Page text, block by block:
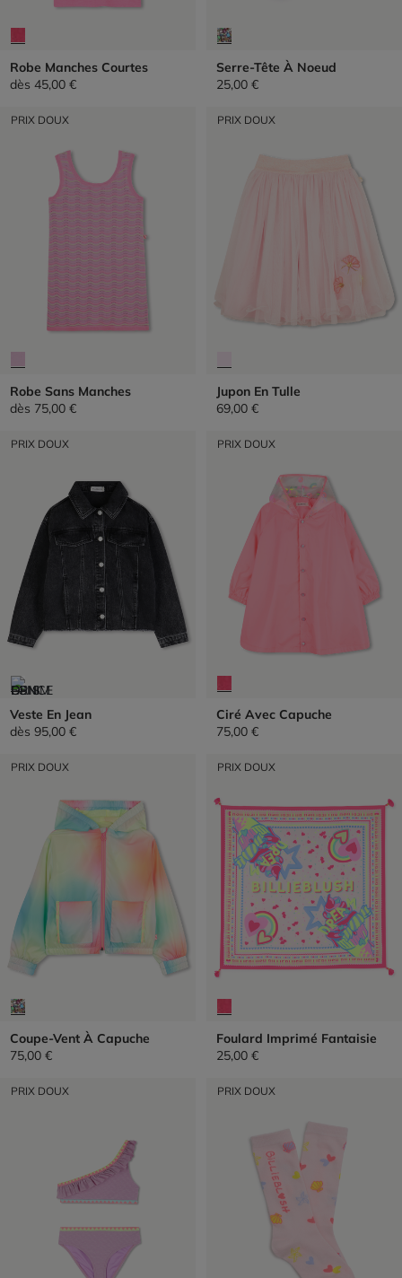
Robe Manches Courtes
dès 45,00 €
Serre-Tête À Noeud
25,00 €
PRIX DOUX
Robe Sans Manches
dès 75,00 €
PRIX DOUX
Jupon En Tulle
69,00 €
PRIX DOUX
Veste En Jean
dès 95,00 €
PRIX DOUX
Ciré Avec Capuche
75,00 €
PRIX DOUX
Coupe-Vent À Capuche
75,00 €
PRIX DOUX
Foulard Imprimé Fantaisie
25,00 €
PRIX DOUX PRIX DOUX